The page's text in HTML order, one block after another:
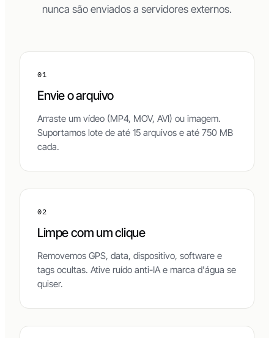
nunca são enviados a servidores externos.
01
Envie o arquivo
Arraste um vídeo (MP4, MOV, AVI) ou imagem.
Suportamos lote de até 15 arquivos e até 750 MB
cada.
02
Limpe com um clique
Removemos GPS, data, dispositivo, software e
tags ocultas. Ative ruído anti-IA e marca d'água se
quiser.